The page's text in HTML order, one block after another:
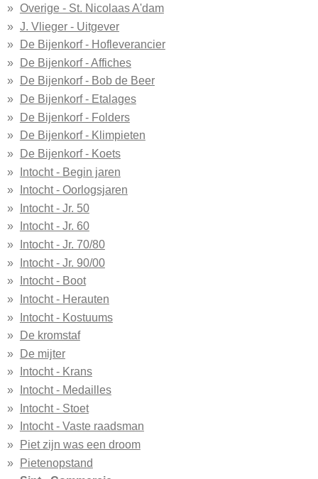
Overige - St. Nicolaas A'dam
J. Vlieger - Uitgever
De Bijenkorf - Hofleverancier
De Bijenkorf - Affiches
De Bijenkorf - Bob de Beer
De Bijenkorf - Etalages
De Bijenkorf - Folders
De Bijenkorf - Klimpieten
De Bijenkorf - Koets
Intocht - Begin jaren
Intocht - Oorlogsjaren
Intocht - Jr. 50
Intocht - Jr. 60
Intocht - Jr. 70/80
Intocht - Jr. 90/00
Intocht - Boot
Intocht - Herauten
Intocht - Kostuums
De kromstaf
De mijter
Intocht - Krans
Intocht - Medailles
Intocht - Stoet
Intocht - Vaste raadsman
Piet zijn was een droom
Pietenopstand